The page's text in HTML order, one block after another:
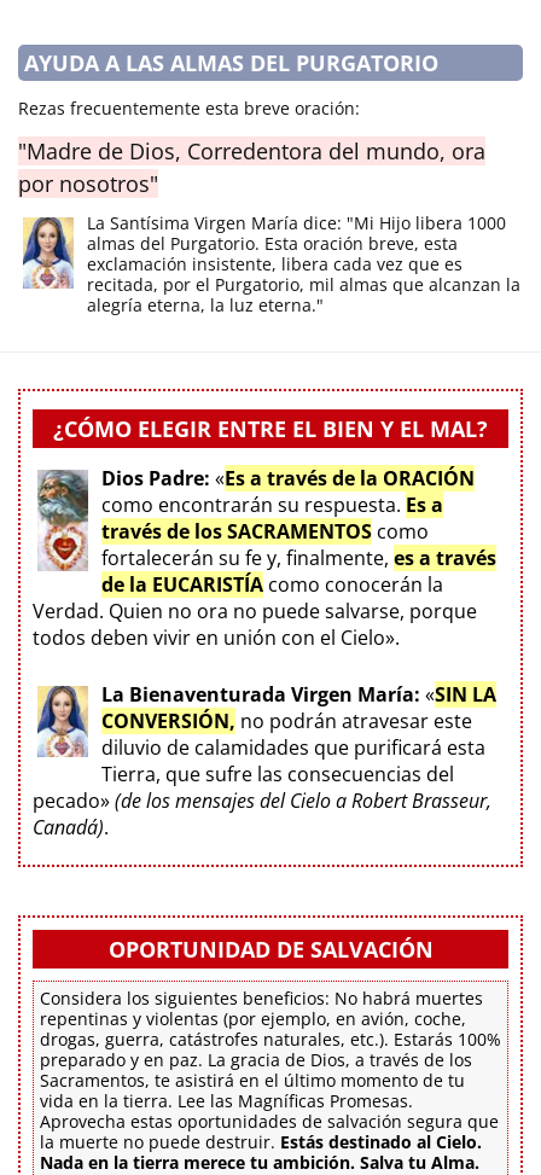
AYUDA A LAS ALMAS DEL PURGATORIO
Rezas frecuentemente esta breve oración:
"Madre de Dios, Corredentora del mundo, ora
por nosotros"
La Santísima Virgen María dice: "Mi Hijo libera 1000
almas del Purgatorio. Esta oración breve, esta
exclamación insistente, libera cada vez que es
recitada, por el Purgatorio, mil almas que alcanzan la
alegría eterna, la luz eterna."
¿CÓMO ELEGIR ENTRE EL BIEN Y EL MAL?
Dios Padre: «Es a través de la ORACIÓN
como encontrarán su respuesta. Es a
través de los SACRAMENTOS como
fortalecerán su fe y, finalmente, es a través
de la EUCARISTÍA como conocerán la
Verdad. Quien no ora no puede salvarse, porque
todos deben vivir en unión con el Cielo».
La Bienaventurada Virgen María: «SIN LA
CONVERSIÓN, no podrán atravesar este
diluvio de calamidades que purificará esta
Tierra, que sufre las consecuencias del
pecado»(de los mensajes del Cielo a Robert Brasseur,
Canadá).
OPORTUNIDAD DE SALVACIÓN
Considera los siguientes beneficios: No habrá muertes
repentinas y violentas (por ejemplo, en avión, coche,
drogas, guerra, catástrofes naturales, etc.). Estarás 100%
preparado y en paz. La gracia de Dios, a través de los
Sacramentos, te asistirá en el último momento de tu
vida en la tierra. Lee las Magníficas Promesas.
Aprovecha estas oportunidades de salvación segura que
la muerte no puede destruir. Estás destinado al Cielo.
Nada en la tierra merece tu ambición. Salva tu Alma.